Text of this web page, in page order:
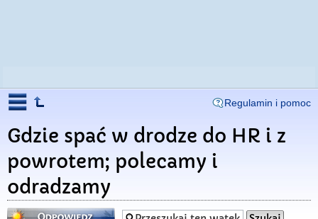
Regulamin i pomoc
Gdzie spać w drodze do HR i z
powrotem; polecamy i
odradzamy
Odpowiedz